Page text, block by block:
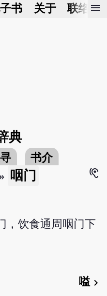
书 关于 联络我
menu
典
书介
» 咽门
hearing
，饮食通周咽门下
嗌chevron_right